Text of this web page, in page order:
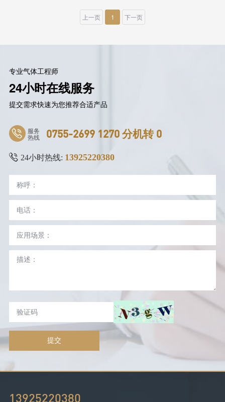
上一页 1 下一页
专业气体工程师
24小时在线服务
提交需求快速为您推荐合适产品
服务
热线 0755-2699 1270 分机转 0
24小时热线: 13925220380
提交
13925220380